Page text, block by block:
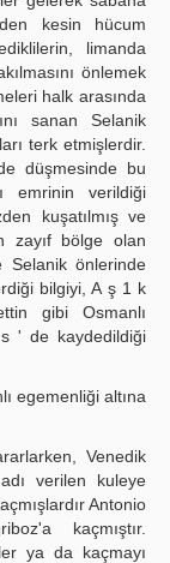
kesin hücum
limanda
önlemek
halk arasında
sanan Selanik
terk etmişlerdir.
düşmesinde bu
emrinin verildiği
kuşatılmış ve
zayıf bölge olan
Selanik önlerinde
bilgiyi, A ş 1 k
gibi Osmanlı
' de kaydedildiği
egemenliği altına
Venedik
verilen kuleye
Antonio
kaçmıştır.
ya da kaçmayı